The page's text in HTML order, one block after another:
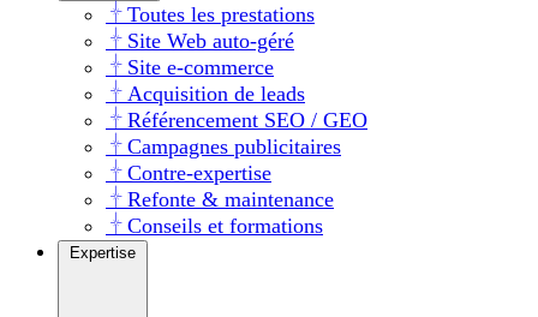
Toutes les prestations
Site Web auto-géré
Site e-commerce
Acquisition de leads
Référencement SEO / GEO
Campagnes publicitaires
Contre-expertise
Refonte & maintenance
Conseils et formations
Expertise